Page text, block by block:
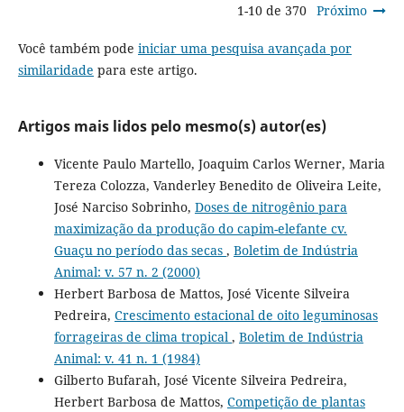
1-10 de 370 Próximo
Você também pode iniciar uma pesquisa avançada por
similaridade para este artigo.
Artigos mais lidos pelo mesmo(s) autor(es)
Vicente Paulo Martello, Joaquim Carlos Werner, Maria
Tereza Colozza, Vanderley Benedito de Oliveira Leite,
José Narciso Sobrinho, Doses de nitrogênio para
maximização da produção do capim-elefante cv.
Guaçu no período das secas , Boletim de Indústria
Animal: v. 57 n. 2 (2000)
Herbert Barbosa de Mattos, José Vicente Silveira
Pedreira, Crescimento estacional de oito leguminosas
forrageiras de clima tropical , Boletim de Indústria
Animal: v. 41 n. 1 (1984)
Gilberto Bufarah, José Vicente Silveira Pedreira,
Herbert Barbosa de Mattos, Competição de plantas